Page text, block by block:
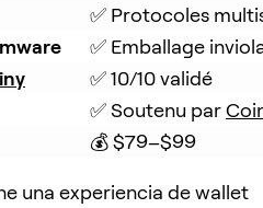
✅ Protocoles
✅ Emballage
✅ 10/10 validé
✅ Soutenu par
💰 $79–$99
una experiencia de wallet